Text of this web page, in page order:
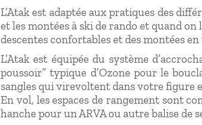
L’Atak est adaptée aux pratiques des
et les montées à ski de rando et quand
descentes confortables et des montées en
L’Atak est équipée du système
poussoir” typique d’Ozone pour le
sangles qui virevoltent dans votre figure
En vol, les espaces de rangement sont
hanche pour un ARVA ou autre balise de